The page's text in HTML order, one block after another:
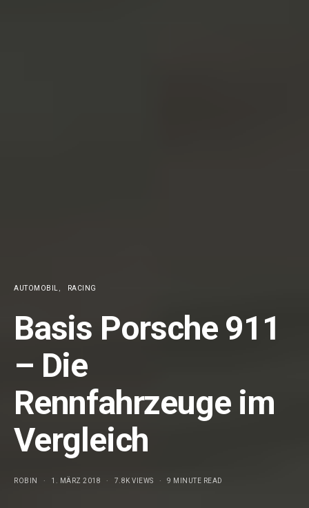
AUTOMOBIL RACING
Basis Porsche 911
– Die
Rennfahrzeuge im
Vergleich
ROBIN 1. MÄRZ 2018 7.8K VIEWS 9 MINUTE READ